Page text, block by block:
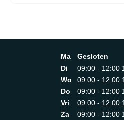
Ma
Gesloten
Di
09:00 - 12:00
Wo
09:00 - 12:00
Do
09:00 - 12:00
Vri
09:00 - 12:00
Za
09:00 - 12:00